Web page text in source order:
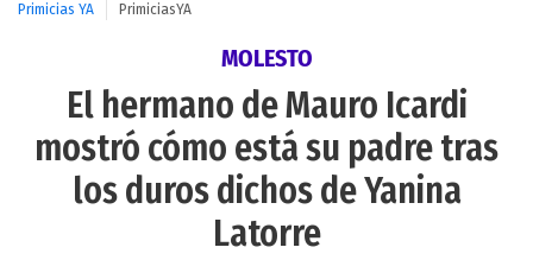
Primicias YA PrimiciasYA
MOLESTO
El hermano de Mauro Icardi
mostró cómo está su padre tras
los duros dichos de Yanina
Latorre